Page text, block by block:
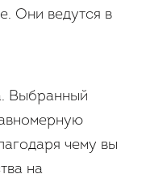
Они ведутся в
Выбранный
чему вы
на